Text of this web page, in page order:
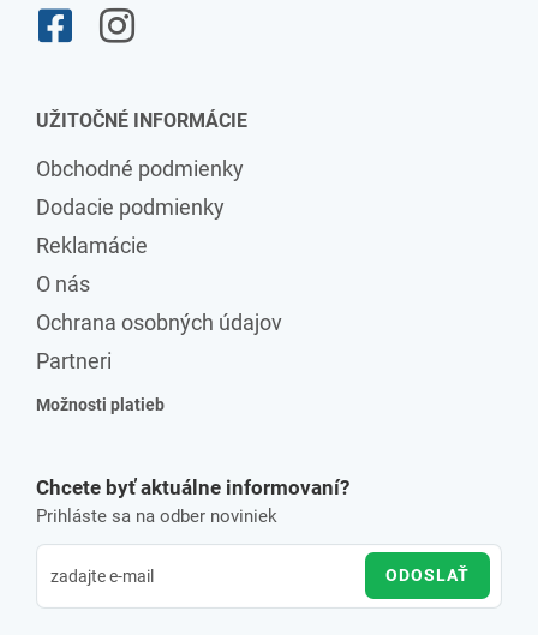
UŽITOČNÉ INFORMÁCIE
Obchodné podmienky
Dodacie podmienky
Reklamácie
O nás
Ochrana osobných údajov
Partneri
Možnosti platieb
Chcete byť aktuálne informovaní?
Prihláste sa na odber noviniek
ODOSLAŤ